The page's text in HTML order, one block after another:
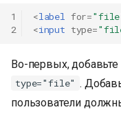
1
2
<label for=
<input type=
Во-первых,
type="file" .
пользователи